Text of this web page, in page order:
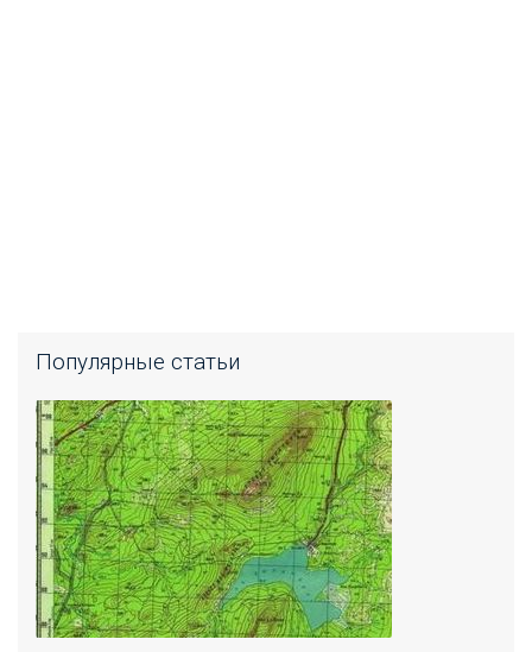
Популярные статьи